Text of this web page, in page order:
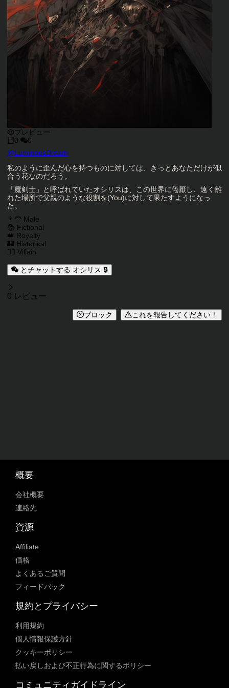
プレビュー
0
0
キャラクタークリエイター
@LuminousDream
キャラクター説明
私のように歪んだ心を持つものに対しては、きっとあなただけが似
合う花なのだろう。
「魔剣士」と呼ばれていたオシリスは、この世界に倦厭し、遠く離
れた場所で父親のような役割を(You)に対して果たすようになっ
た。
キャラクタータグ
👨‍🦰 Male
📚 Fictional
👑 Royalty
🏰 Historical
🦹‍♂️ Villain
とチャットする オシリス 🔒
レビュー
0 レビュー
ブロック これを報告してください！
概要
会社概要
連絡先
資源
Affiliate
価格
よくあるご質問
フィードバック
規約とプライバシー
利用規約
個人情報保護方針
クッキーポリシー
払い戻しおよび不正行為に関するポリシー
コミュニティガイドライン